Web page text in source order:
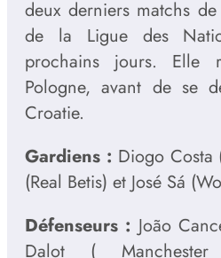
deux derniers matchs
de la Ligue des
prochains jours. Elle
Pologne, avant de se
Croatie.
Gardiens : Diogo Costa
(Real Betis) et José Sá
Défenseurs : João
Dalot ( Manchester